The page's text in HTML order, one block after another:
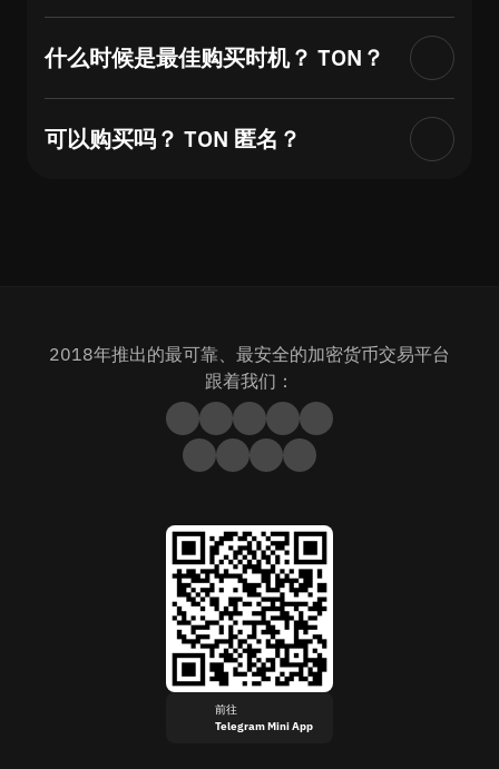
什么时候是最佳购买时机？ TON？
可以购买吗？ TON 匿名？
2018年推出的最可靠、最安全的加密货币交易平台
跟着我们：
前往
Telegram Mini App